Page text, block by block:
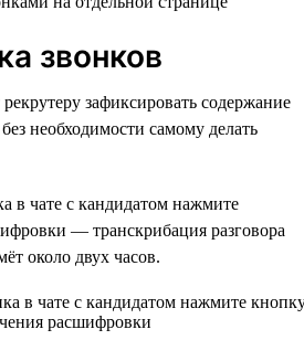
звонков
зафиксировать содержание
необходимости самому делать
в чате с кандидатом нажмите
— транскрибация разговора
около двух часов.